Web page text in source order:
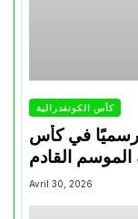
كأس الكونفدرالية
رسميًا في كأس
Avril 30, 2026